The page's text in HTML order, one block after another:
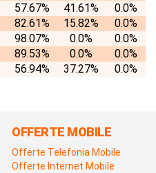
57.67% 41.61%
0.0%
82.61% 15.82%
0.0%
98.07% 0.0%
0.0%
89.53% 0.0%
0.0%
56.94% 37.27% 0.0%
OFFERTE MOBILE
Offerte Telefonia Mobile
Offerte Internet Mobile